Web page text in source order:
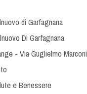
di Garfagnana
Di Garfagnana
- Via Guglielmo Marconi
e Benessere